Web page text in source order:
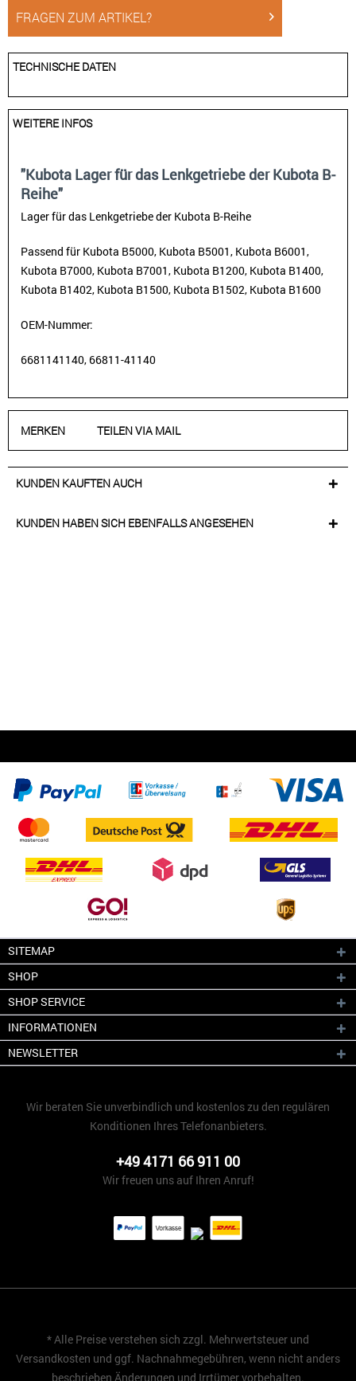
FRAGEN ZUM ARTIKEL?
TECHNISCHE DATEN
WEITERE INFOS
"Kubota Lager für das Lenkgetriebe der Kubota B-
Reihe"
Lager für das Lenkgetriebe der Kubota B-Reihe
Passend für Kubota B5000, Kubota B5001, Kubota B6001,
Kubota B7000, Kubota B7001, Kubota B1200, Kubota B1400,
Kubota B1402, Kubota B1500, Kubota B1502, Kubota B1600
OEM-Nummer:
6681141140,66811-41140
MERKEN TEILEN VIA MAIL
KUNDEN KAUFTEN AUCH
KUNDEN HABEN SICH EBENFALLS ANGESEHEN
SITEMAP
SHOP
SHOP SERVICE
INFORMATIONEN
NEWSLETTER
Wir beraten Sie unverbindlich und kostenlos zu den regulären
Konditionen Ihres Telefonanbieters.
+49 4171 66 911 00
Wir freuen uns auf Ihren Anruf!
* Alle Preise verstehen sich zzgl. Mehrwertsteuer und
Versandkosten und ggf. Nachnahmegebühren, wenn nicht anders
beschrieben Änderungen und Irrtümer vorbehalten.